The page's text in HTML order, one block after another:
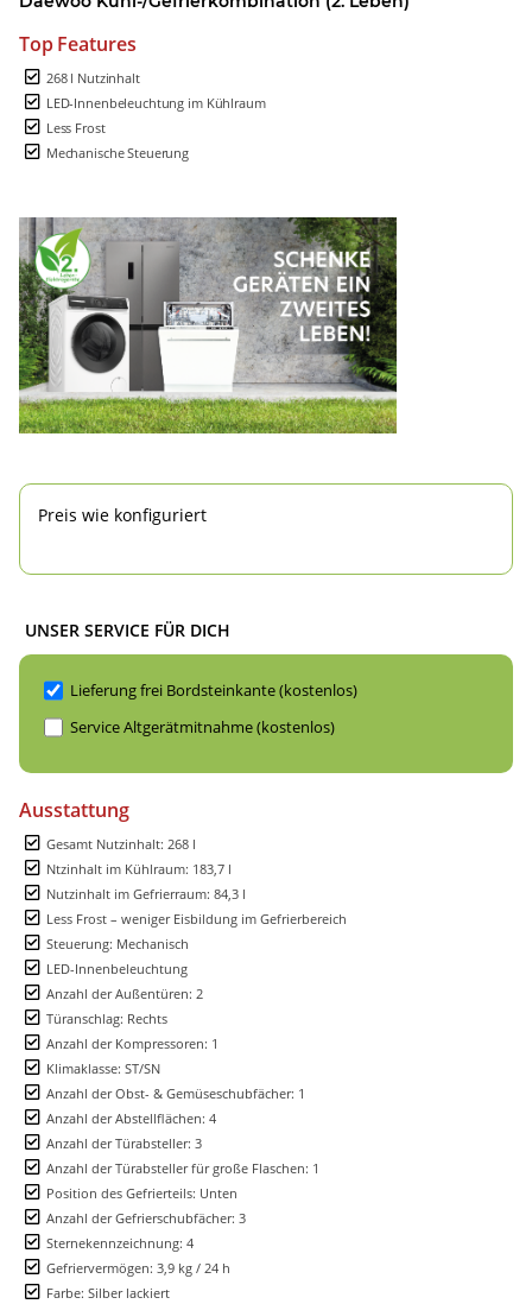
Top Features
268 l Nutzinhalt
LED-Innenbeleuchtung im Kühlraum
Less Frost
Mechanische Steuerung
Preis wie konfiguriert
UNSER SERVICE FÜR DICH
Lieferung frei Bordsteinkante (kostenlos)
Service Altgerätmitnahme (kostenlos)
Ausstattung
Gesamt Nutzinhalt: 268 l
Ntzinhalt im Kühlraum: 183,7 l
Nutzinhalt im Gefrierraum: 84,3 l
Less Frost – weniger Eisbildung im Gefrierbereich
Steuerung: Mechanisch
LED-Innenbeleuchtung
Anzahl der Außentüren: 2
Türanschlag: Rechts
Anzahl der Kompressoren: 1
Klimaklasse: ST/SN
Anzahl der Obst- & Gemüseschubfächer: 1
Anzahl der Abstellflächen: 4
Anzahl der Türabsteller: 3
Anzahl der Türabsteller für große Flaschen: 1
Position des Gefrierteils: Unten
Anzahl der Gefrierschubfächer: 3
Sternekennzeichnung: 4
Gefriervermögen: 3,9 kg / 24 h
Farbe: Silber lackiert